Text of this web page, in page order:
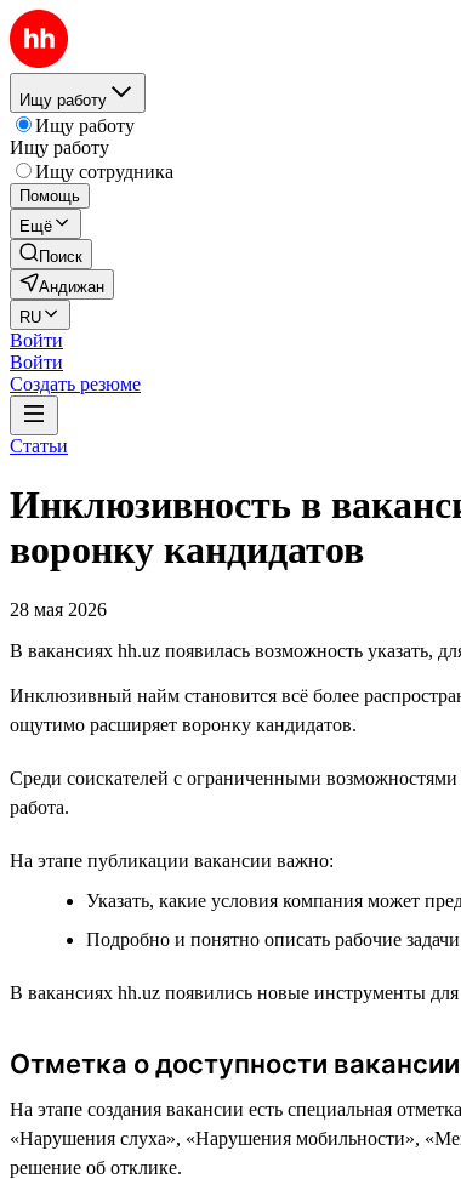
Ищу работу
Ищу работу
Ищу работу
Ищу сотрудника
Помощь
Ещё
Поиск
Андижан
RU
Войти
Войти
Создать резюме
Статьи
Инклюзивность в
воронку кандидатов
28 мая 2026
В вакансиях hh.uz появилась возможность указать,
Инклюзивный найм становится всё более
ощутимо расширяет воронку кандидатов.
Среди соискателей с ограниченными
работа.
На этапе публикации вакансии важно:
Указать, какие условия компания может
Подробно и понятно описать рабочие
В вакансиях hh.uz появились новые инструменты
Отметка о доступности вакансии
На этапе создания вакансии есть специальная
«Нарушения слуха», «Нарушения мобильности»,
решение об отклике.